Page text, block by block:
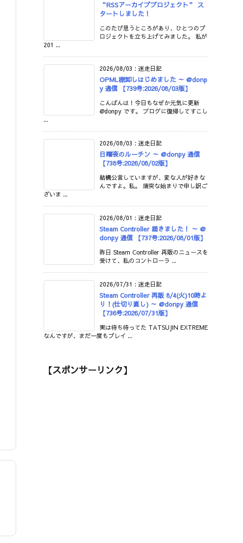
“RSSアーカイブプロジェクト” ス
タートしました！
このたび思うところがあり、ひとつのプ
ロジェクトを立ち上げてみました。 私が
201 ...
2026/08/03 : 迷走日記
OPML棚卸しはじめました ～ @donp
y 通信 【739号:2026/08/03版】
こんばんは！今日もなぜか元気に更新
@donpy です。 ブログに復帰してすこし
...
2026/08/03 : 迷走日記
日曜夜のルーチン ～ @donpy 通信
【738号:2026/08/02版】
結構公言していますが、変な人が好きな
んですよ。私。 唐突な始まりで申し訳ご
ざいま ...
2026/08/01 : 迷走日記
Steam Controller 届きました！ ～ @
donpy 通信 【737号:2026/08/01版】
昨日 Steam Controller 再販のニュースを
受けて、私のコントローラ ...
2026/07/31 : 迷走日記
Steam Controller 再販 8/4(火)10時よ
り！(仕切り直し) ～ @donpy 通信
【736号:2026/07/31版】
実は待ち待ってた TATSUJIN EXTREME
なんですが、まだ一度もプレイ ...
【スポンサーリンク】